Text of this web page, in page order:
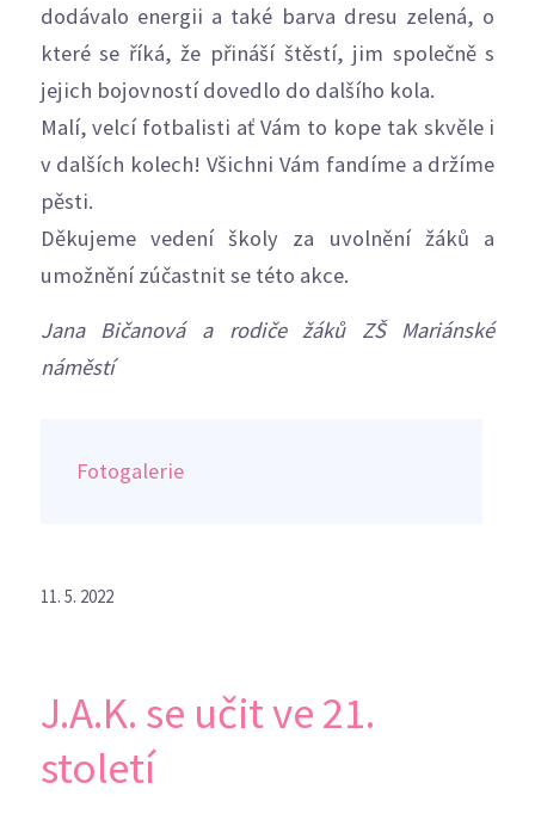
dodávalo energii a také barva dresu zelená, o
které se říká, že přináší štěstí, jim společně s
jejich bojovností dovedlo do dalšího kola.
Malí, velcí fotbalisti ať Vám to kope tak skvěle i
v dalších kolech! Všichni Vám fandíme a držíme
pěsti.
Děkujeme vedení školy za uvolnění žáků a
umožnění zúčastnit se této akce.
Jana Bičanová a
rodiče žáků ZŠ Mariánské
náměstí
Fotogalerie
11. 5. 2022
J.A.K. se učit ve 21.
století